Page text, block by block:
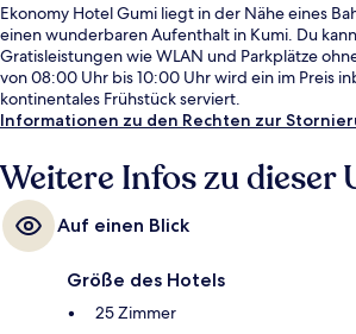
Ekonomy Hotel Gumi liegt in der Nähe eines
einen wunderbaren Aufenthalt in Kumi. Du
Gratisleistungen wie WLAN und Parkplätze
von 08:00 Uhr bis 10:00 Uhr wird ein im Preis
kontinentales Frühstück serviert.
Informationen zu den Rechten zur
Weitere Infos zu
Auf einen Blick
Größe des Hotels
25 Zimmer